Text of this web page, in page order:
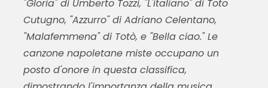
"Gloria" di Umberto Tozzi, "L'italiano" di Toto
Cutugno, "Azzurro" di Adriano Celentano,
"Malafemmena" di Totò, e "Bella ciao." Le
canzone napoletane miste occupano un
posto d'onore in questa classifica,